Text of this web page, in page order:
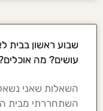
שבוע ראשון בבית
עושים? מה
השאלות שאני
השתחררתי מבית